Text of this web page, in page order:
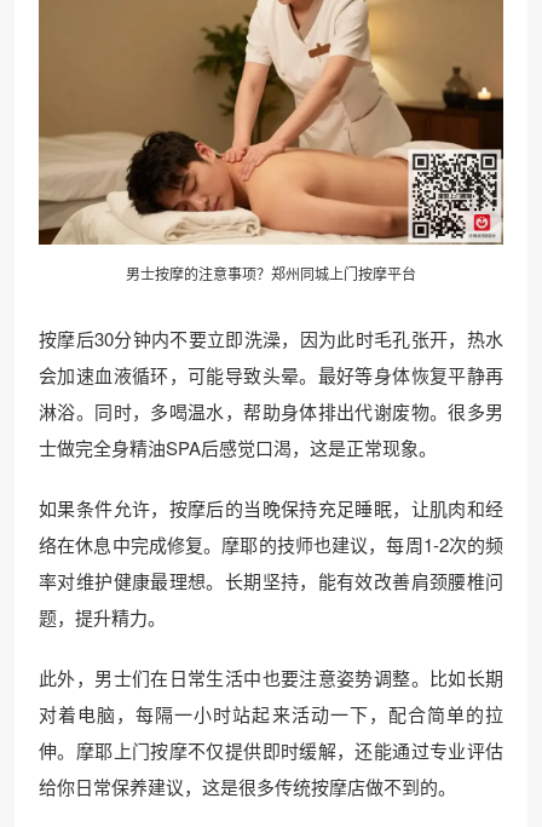
男士按摩的注意事项？郑州同城上门按摩平台
按摩后30分钟内不要立即洗澡，因为此时毛孔张开，热水
会加速血液循环，可能导致头晕。最好等身体恢复平静再
淋浴。同时，多喝温水，帮助身体排出代谢废物。很多男
士做完全身精油SPA后感觉口渴，这是正常现象。
如果条件允许，按摩后的当晚保持充足睡眠，让肌肉和经
络在休息中完成修复。摩耶的技师也建议，每周1-2次的频
率对维护健康最理想。长期坚持，能有效改善肩颈腰椎问
题，提升精力。
此外，男士们在日常生活中也要注意姿势调整。比如长期
对着电脑，每隔一小时站起来活动一下，配合简单的拉
伸。摩耶上门按摩不仅提供即时缓解，还能通过专业评估
给你日常保养建议，这是很多传统按摩店做不到的。